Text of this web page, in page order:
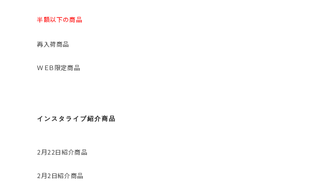
半額以下の商品
再入荷商品
ＷＥＢ限定商品
インスタライブ紹介商品
2月22日紹介商品
2月2日紹介商品